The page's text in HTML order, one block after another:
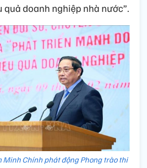
quả doanh nghiệp nhà nước”.
Minh Chính phát động Phong trào thi